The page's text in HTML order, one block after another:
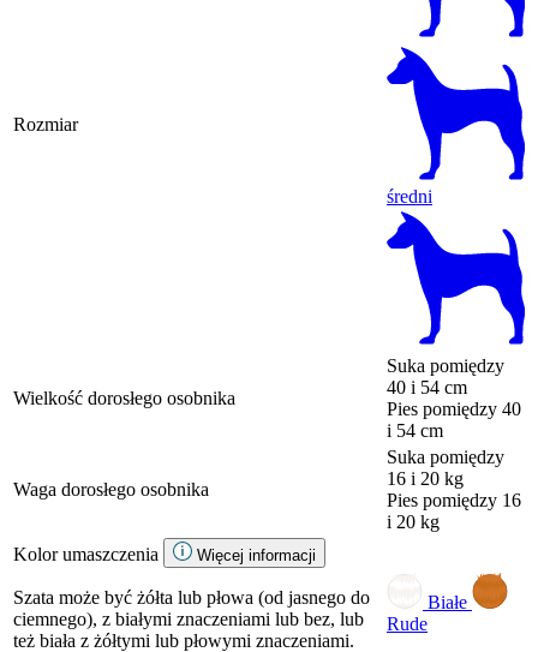
Rozmiar
średni
Wielkość dorosłego osobnika
Suka pomiędzy
40 i 54 cm
Pies pomiędzy 40
i 54 cm
Waga dorosłego osobnika
Suka pomiędzy
16 i 20 kg
Pies pomiędzy 16
i 20 kg
Kolor umaszczenia
Więcej informacji
Szata może być żółta lub płowa (od jasnego do
ciemnego), z białymi znaczeniami lub bez, lub
też biała z żółtymi lub płowymi znaczeniami.
Białe
Rude